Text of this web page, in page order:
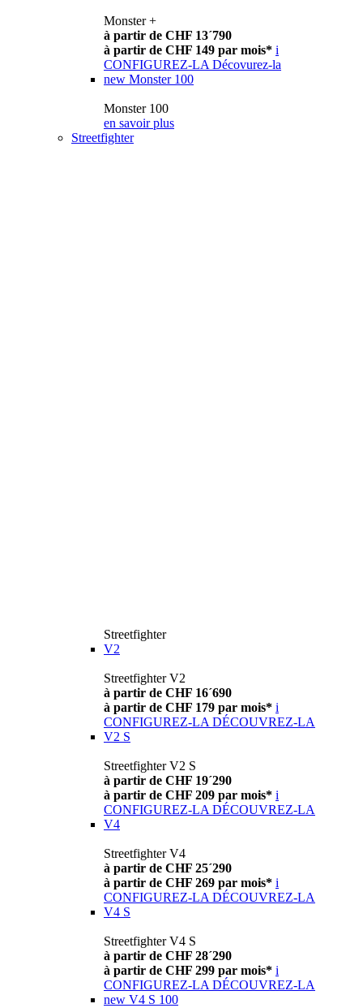
Monster +
à partir de CHF 13´790
à partir de CHF 149 par mois* i
CONFIGUREZ-LA Décovurez-la
new Monster 100
Monster 100
en savoir plus
Streetfighter
Streetfighter
V2
Streetfighter V2
à partir de CHF 16´690
à partir de CHF 179 par mois* i
CONFIGUREZ-LA DÉCOUVREZ-LA
V2 S
Streetfighter V2 S
à partir de CHF 19´290
à partir de CHF 209 par mois* i
CONFIGUREZ-LA DÉCOUVREZ-LA
V4
Streetfighter V4
à partir de CHF 25´290
à partir de CHF 269 par mois* i
CONFIGUREZ-LA DÉCOUVREZ-LA
V4 S
Streetfighter V4 S
à partir de CHF 28´290
à partir de CHF 299 par mois* i
CONFIGUREZ-LA DÉCOUVREZ-LA
new V4 S 100